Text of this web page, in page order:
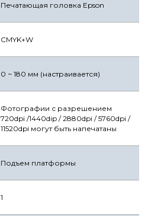
Печатающая головка Epson
CMYK+W
0 ~ 180 мм (настраивается)
Фотографии с разрешением
720dpi /1440dip / 2880dpi / 5760dpi /
11520dpi могут быть напечатаны
Подъем платформы
1